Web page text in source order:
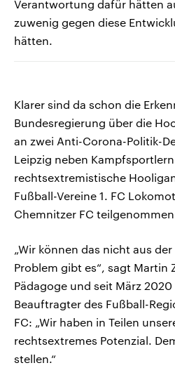
Verantwortung dafür hätten
zuwenig gegen diese
hätten.
Klarer sind da schon die
Bundesregierung über die
an zwei Anti-Corona-Politik-
Leipzig neben
rechtsextremistische
Fußball-Vereine 1. FC
Chemnitzer FC
„Wir können das nicht aus
Problem gibt es“, sagt Martin
Pädagoge und seit März
Beauftragter des Fußball-
FC: „Wir haben in Teilen
rechtsextremes Potenzial.
stellen.“